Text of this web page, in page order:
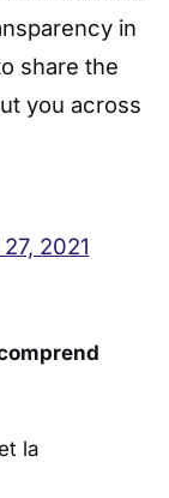
in
share the
you across
2021
la